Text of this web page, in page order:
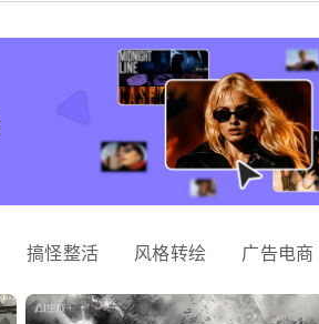
搞怪整活 风格转绘 广告电商